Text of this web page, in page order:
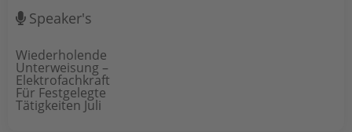
Speaker's
Wiederholende
Unterweisung –
Elektrofachkraft
Für Festgelegte
Tätigkeiten Juli